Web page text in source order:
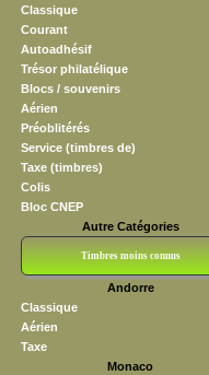
Classique
Courant
Autoadhésif
Trésor philatélique
Blocs / souvenirs
Aérien
Préoblitérés
Service (timbres de)
Taxe (timbres)
Colis
Bloc CNEP
Autre Catégories
Timbres moins connus
Andorre
Classique
Aérien
Taxe
Monaco